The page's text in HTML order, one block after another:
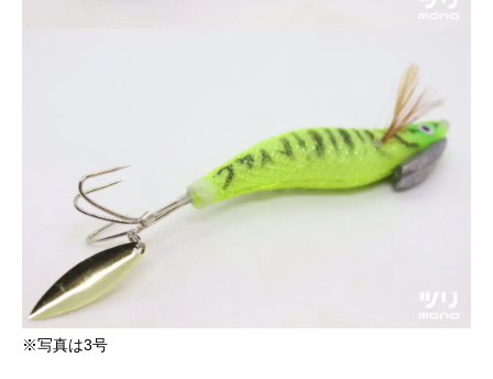
※写真は3号